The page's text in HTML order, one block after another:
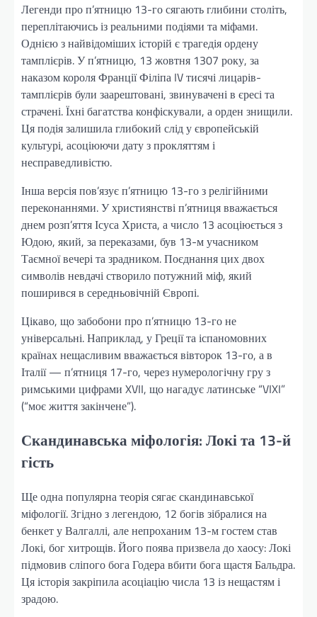
Легенди про п’ятницю 13-го сягають глибини століть,
переплітаючись із реальними подіями та міфами.
Однією з найвідоміших історій є трагедія ордену
тамплієрів. У п’ятницю, 13 жовтня 1307 року, за
наказом короля Франції Філіпа IV тисячі лицарів-
тамплієрів були заарештовані, звинувачені в єресі та
страчені. Їхні багатства конфіскували, а орден знищили.
Ця подія залишила глибокий слід у європейській
культурі, асоціюючи дату з прокляттям і
несправедливістю.
Інша версія пов’язує п’ятницю 13-го з релігійними
переконаннями. У християнстві п’ятниця вважається
днем розп’яття Ісуса Христа, а число 13 асоціюється з
Юдою, який, за переказами, був 13-м учасником
Таємної вечері та зрадником. Поєднання цих двох
символів невдачі створило потужний міф, який
поширився в середньовічній Європі.
Цікаво, що забобони про п’ятницю 13-го не
універсальні. Наприклад, у Греції та іспаномовних
країнах нещасливим вважається вівторок 13-го, а в
Італії — п’ятниця 17-го, через нумерологічну гру з
римськими цифрами XVII, що нагадує латинське “VIXI”
(“моє життя закінчене”).
Скандинавська міфологія: Локі та 13-й
гість
Ще одна популярна теорія сягає скандинавської
міфології. Згідно з легендою, 12 богів зібралися на
бенкет у Валгаллі, але непроханим 13-м гостем став
Локі, бог хитрощів. Його поява призвела до хаосу: Локі
підмовив сліпого бога Годера вбити бога щастя Бальдра.
Ця історія закріпила асоціацію числа 13 із нещастям і
зрадою.